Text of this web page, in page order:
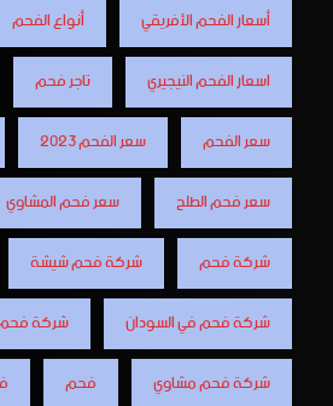
أسعار الفحم الأفريقي
أنواع الفحم
اسعار الفحم النيجيري
تاجر فحم
سعر الفحم
سعر الفحم 2023
سعر فحم الطلح
سعر فحم المشاوي
شركة فحم
شركة فحم شيشة
شركة فحم في السودان
شركة فحم
شركة فحم مشاوي
فحم